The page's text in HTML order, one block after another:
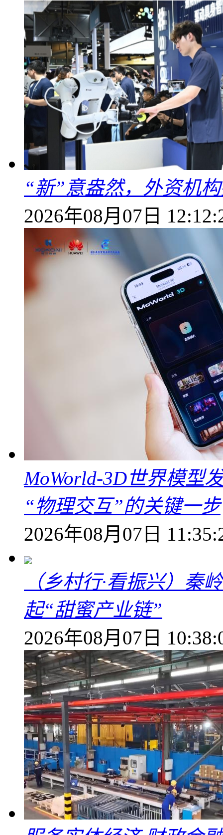
“新”意盎然，外资机
2026年08月07日
MoWorld-3D世界模型
“物理交互”的关键一步
2026年08月07日
（乡村行·看振兴）秦
起“甜蜜产业链”
2026年08月07日